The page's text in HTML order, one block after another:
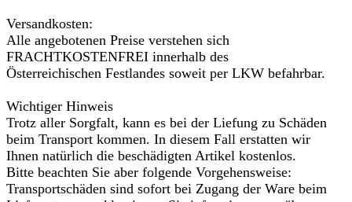
Versandkosten:
Alle angebotenen Preise verstehen sich
FRACHTKOSTENFREI innerhalb des
Österreichischen Festlandes soweit per LKW befahrbar.
Wichtiger Hinweis
Trotz aller Sorgfalt, kann es bei der Liefung zu Schäden
beim Transport kommen. In diesem Fall erstatten wir
Ihnen natürlich die beschädigten Artikel kostenlos.
Bitte beachten Sie aber folgende Vorgehensweise:
Transportschäden sind sofort bei Zugang der Ware beim